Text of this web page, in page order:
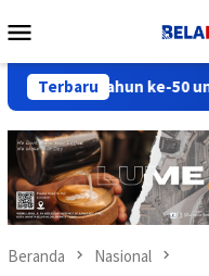
ke
Mobile
Terbaru
ke-50 untuk Bahlil
Beranda Nasional